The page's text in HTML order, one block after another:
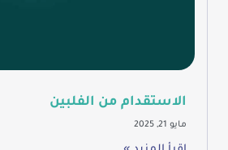
الاستقدام من الفلبين
مايو 21, 2025